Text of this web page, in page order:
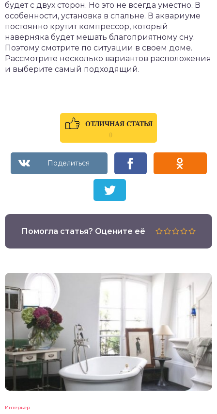
будет с двух сторон. Но это не всегда уместно. В
особенности, установка в спальне. В аквариуме
постоянно крутит компрессор, который
наверняка будет мешать благоприятному сну.
Поэтому смотрите по ситуации в своем доме.
Рассмотрите несколько вариантов расположения
и выберите самый подходящий.
ОТЛИЧНАЯ СТАТЬЯ
0
Помогла статья? Оцените её
Интерьер